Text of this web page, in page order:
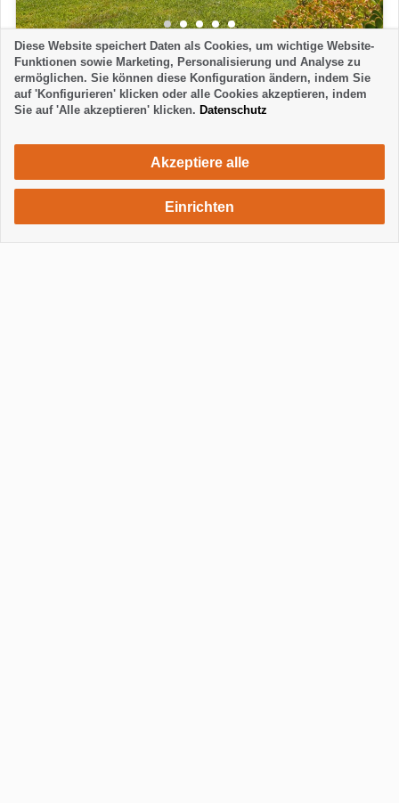
HAUS
CASA DE MADERA
Las Manchas - Los Llanos
Woche / 2 Personen
Diese Website speichert Daten als Cookies, um wichtige Website-
Funktionen sowie Marketing, Personalisierung und Analyse zu
ermöglichen. Sie können diese Konfiguration ändern, indem Sie
auf 'Konfigurieren' klicken oder alle Cookies akzeptieren, indem
Sie auf 'Alle akzeptieren' klicken. Datenschutz
Akzeptiere alle
Einrichten